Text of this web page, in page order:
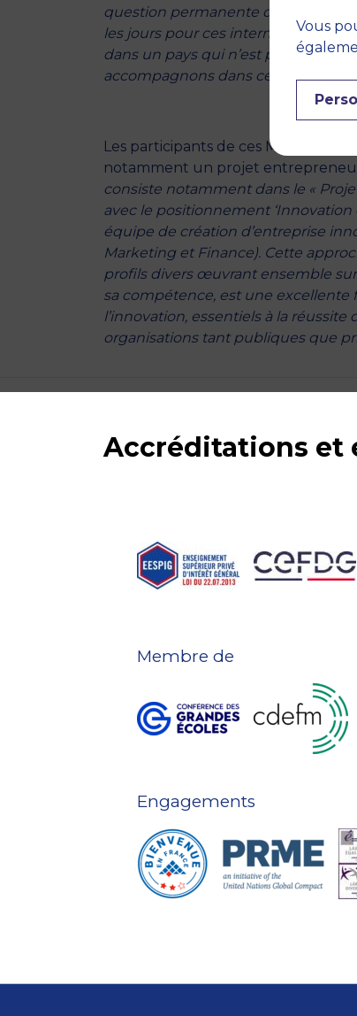
question permanente des pratiques.
les jours pour ces internationaux
dans un pays qui n’est pas le leur
accompagnons dans cette
Les participants de ces MSc sont
notamment un projet
consiste notamment dans le «
avec le positionnement
équipe de création d’entreprise
Marketing et Finance). Cette
profils divers œuvrant ensemble
sa compétence, est une excellente
l’innovation, essentiels à la
organisations tant publiques que
Accréditations et
Membre de
Engagements
Vous